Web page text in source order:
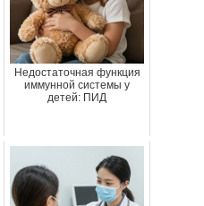
Недостаточная функция
иммунной системы у
детей: ПИД